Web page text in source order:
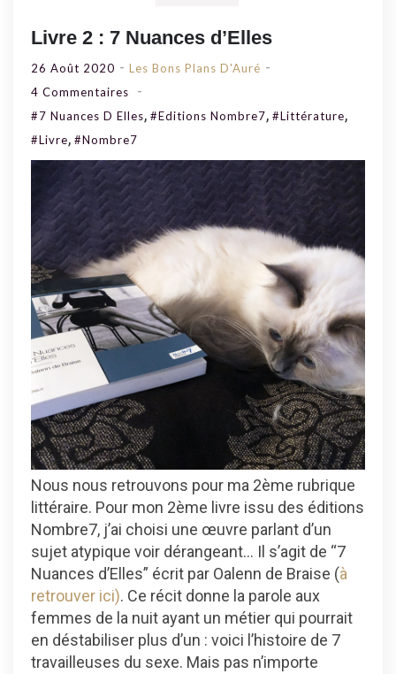
Livre 2 : 7 Nuances d’Elles
26 Août 2020
Les Bons Plans D'Auré
4 Commentaires
Sur
Livre
2
Nuances
D’Elles
#7 Nuances D Elles, #Editions Nombre7, #Littérature,
#livre, #Nombre7
Nous nous retrouvons pour ma 2ème rubrique
littéraire. Pour mon 2ème livre issu des éditions
Nombre7, j’ai choisi une œuvre parlant d’un
sujet atypique voir dérangeant… Il s’agit de “7
Nuances d’Elles” écrit par Oalenn de Braise (à
retrouver ici). Ce récit donne la parole aux
femmes de la nuit ayant un métier qui pourrait
en déstabiliser plus d’un : voici l’histoire de 7
travailleuses du sexe. Mais pas n’importe